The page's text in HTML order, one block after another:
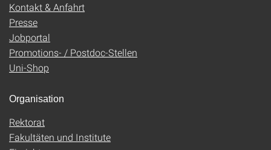
Kontakt & Anfahrt
Presse
Jobportal
Promotions- / Postdoc-Stellen
Uni-Shop
Organisation
Rektorat
Fakultäten und Institute